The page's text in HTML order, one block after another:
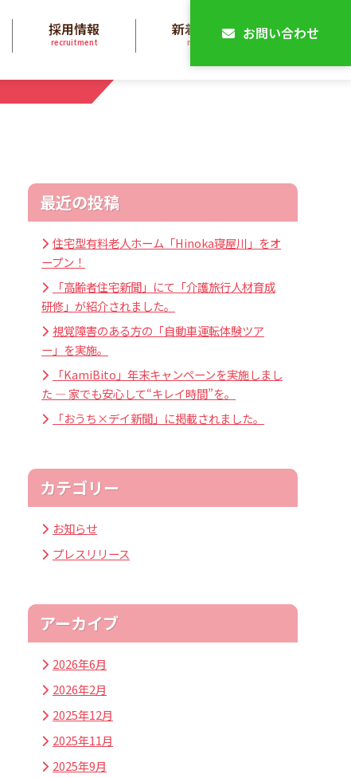
採用情報
recruitment
新着情報
news お問い合わせ
最近の投稿
住宅型有料老人ホーム「Hinoka寝屋川」をオ
ープン！
「高齢者住宅新聞」にて「介護旅行人材育成
研修」が紹介されました。
視覚障害のある方の「自動車運転体験ツア
ー」を実施。
「KamiBito」年末キャンペーンを実施しまし
た — 家でも安心して“キレイ時間”を。
「おうち×デイ新聞」に掲載されました。
カテゴリー
お知らせ
プレスリリース
アーカイブ
2026年6月
2026年2月
2025年12月
2025年11月
2025年9月